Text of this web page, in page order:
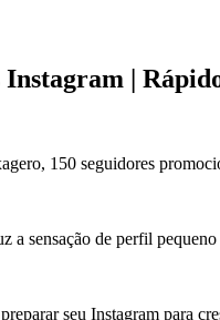
Instagram |
150 seguidores
a sensação de perfil
seu Instagram para